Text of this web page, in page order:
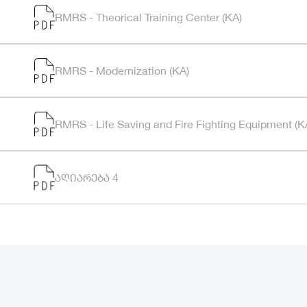
RMRS - Theorical Training Center (KA)
RMRS - Modernization (KA)
RMRS - Life Saving and Fire Fighting Equipment
აღიარება 4